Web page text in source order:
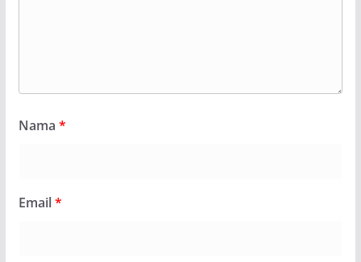
Nama *
Email*